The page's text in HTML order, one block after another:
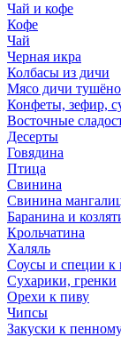
Чай и кофе
Кофе
Чай
Черная икра
Колбасы из дичи
Мясо дичи
Конфеты, зефир,
Восточные
Десерты
Говядина
Птица
Свинина
Свинина
Баранина и
Крольчатина
Халяль
Соусы и специи к
Сухарики, гренки
Орехи к пиву
Чипсы
Закуски к